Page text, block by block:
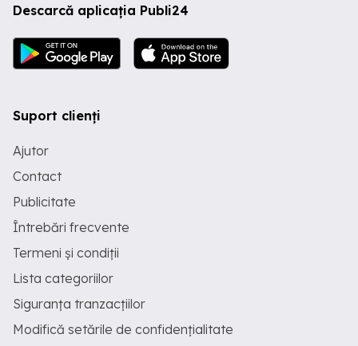
Descarcă aplicația Publi24
Suport clienți
Ajutor
Contact
Publicitate
Întrebări frecvente
Termeni și condiții
Lista categoriilor
Siguranța tranzacțiilor
Modifică setările de confidențialitate